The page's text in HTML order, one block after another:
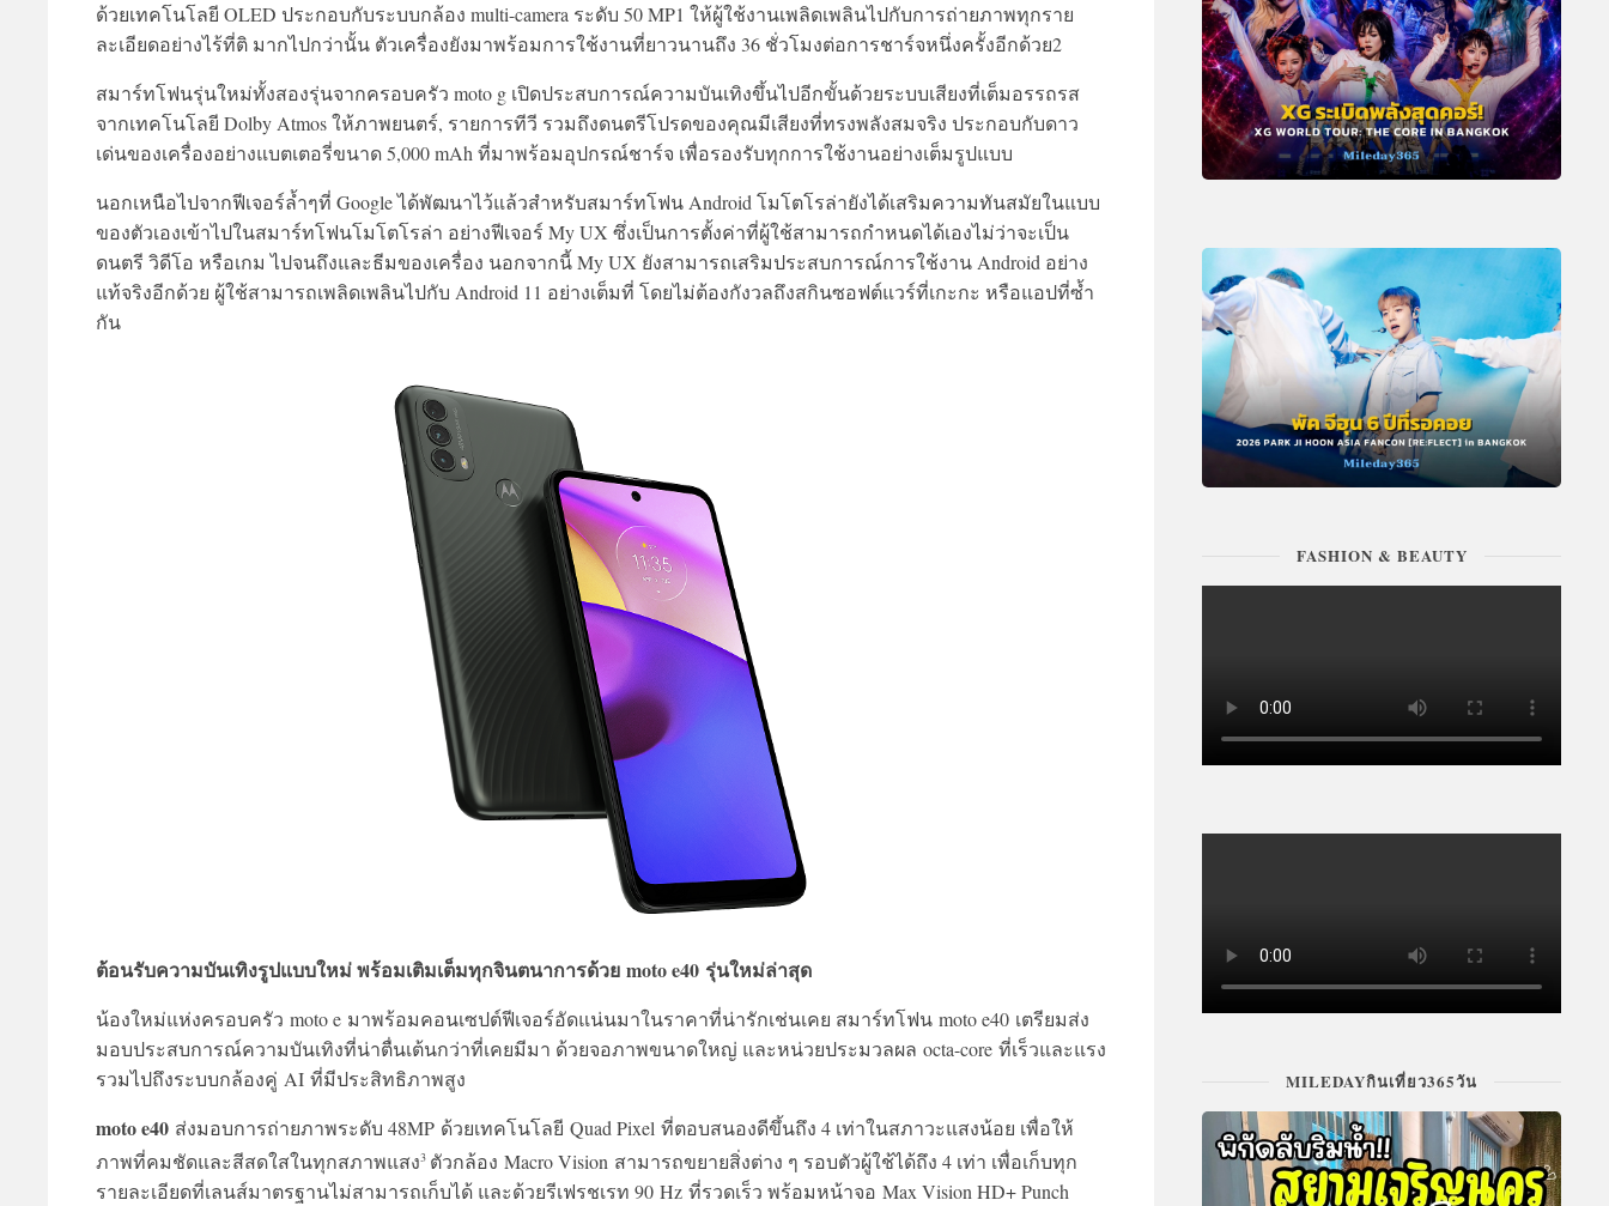
ด้วยเทคโนโลยี OLED ประกอบกับระบบกล้อง multi-camera ระดับ 50 MP1 ให้ผู้ใช้งานเพลิดเพลินไปกับการถ่ายภาพทุกราย
ละเอียดอย่างไร้ที่ติ มากไปกว่านั้น ตัวเครื่องยังมาพร้อมการใช้งานที่ยาวนานถึง 36 ชั่วโมงต่อการชาร์จหนึ่งครั้งอีกด้วย2
สมาร์ทโฟนรุ่นใหม่ทั้งสองรุ่นจากครอบครัว moto g เปิดประสบการณ์ความบันเทิงขึ้นไปอีกขั้นด้วยระบบเสียงที่เต็มอรรถรส
จากเทคโนโลยี Dolby Atmos ให้ภาพยนตร์, รายการทีวี รวมถึงดนตรีโปรดของคุณมีเสียงที่ทรงพลังสมจริง ประกอบกับดาว
เด่นของเครื่องอย่างแบตเตอรี่ขนาด 5,000 mAh ที่มาพร้อมอุปกรณ์ชาร์จ เพื่อรองรับทุกการใช้งานอย่างเต็มรูปแบบ
นอกเหนือไปจากฟีเจอร์ล้ำๆที่ Google ได้พัฒนาไว้แล้วสำหรับสมาร์ทโฟน Android โมโตโรล่ายังได้เสริมความทันสมัยในแบบ
ของตัวเองเข้าไปในสมาร์ทโฟนโมโตโรล่า อย่างฟีเจอร์ My UX ซึ่งเป็นการตั้งค่าที่ผู้ใช้สามารถกำหนดได้เองไม่ว่าจะเป็น
ดนตรี วิดีโอ หรือเกม ไปจนถึงและธีมของเครื่อง นอกจากนี้ My UX ยังสามารถเสริมประสบการณ์การใช้งาน Android อย่าง
แท้จริงอีกด้วย ผู้ใช้สามารถเพลิดเพลินไปกับ Android 11 อย่างเต็มที่ โดยไม่ต้องกังวลถึงสกินซอฟต์แวร์ที่เกะกะ หรือแอปที่ซ้ำ
กัน
ต้อนรับความบันเทิงรูปแบบใหม่ พร้อมเติมเต็มทุกจินตนาการด้วย moto e40 รุ่นใหม่ล่าสุด
น้องใหม่แห่งครอบครัว moto e มาพร้อมคอนเซปต์ฟีเจอร์อัดแน่นมาในราคาที่น่ารักเช่นเคย สมาร์ทโฟน moto e40 เตรียมส่ง
มอบประสบการณ์ความบันเทิงที่น่าตื่นเต้นกว่าที่เคยมีมา ด้วยจอภาพขนาดใหญ่ และหน่วยประมวลผล octa-core ที่เร็วและแรง
รวมไปถึงระบบกล้องคู่ AI ที่มีประสิทธิภาพสูง
moto e40 ส่งมอบการถ่ายภาพระดับ 48MP ด้วยเทคโนโลยี Quad Pixel ที่ตอบสนองดีขึ้นถึง 4 เท่าในสภาวะแสงน้อย เพื่อให้
ภาพที่คมชัดและสีสดใสในทุกสภาพแสง3 ตัวกล้อง Macro Vision สามารถขยายสิ่งต่าง ๆ รอบตัวผู้ใช้ได้ถึง 4 เท่า เพื่อเก็บทุก
รายละเอียดที่เลนส์มาตรฐานไม่สามารถเก็บได้ และด้วยรีเฟรชเรท 90 Hz ที่รวดเร็ว พร้อมหน้าจอ Max Vision HD+ Punch
FASHION & BEAUTY
MILEDAYกินเที่ยว365วัน